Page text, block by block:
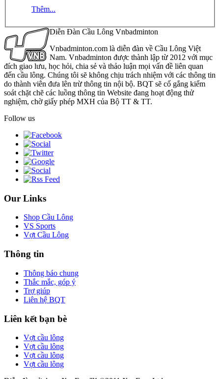
Thêm...
Diễn Đàn Cầu Lông Vnbadminton
Vnbadminton.com là diễn đàn về Cầu Lông Việt
Nam. Vnbadminton được thành lập từ 2012 với mục
đích giao lưu, học hỏi, chia sẻ và thảo luận mọi vấn đề liên quan
đến cầu lông. Chúng tôi sẽ không chịu trách nhiệm với các thông tin
do thành viên đưa lên trừ thông tin nội bộ. BQT sẽ cố gắng kiểm
soát chặt chẽ các luồng thông tin Website đang hoạt động thử
nghiệm, chờ giấy phép MXH của Bộ TT & TT.
Follow us
Our Links
Shop Cầu Lông
VS Sports
Vợt Cầu Lông
Thông tin
Thông báo chung
Thắc mắc, góp ý
Trợ giúp
Liên hệ BQT
Liên kết bạn bè
Vợt cầu lông
Vợt cầu lông
Vợt cầu lông
Vợt cầu lông